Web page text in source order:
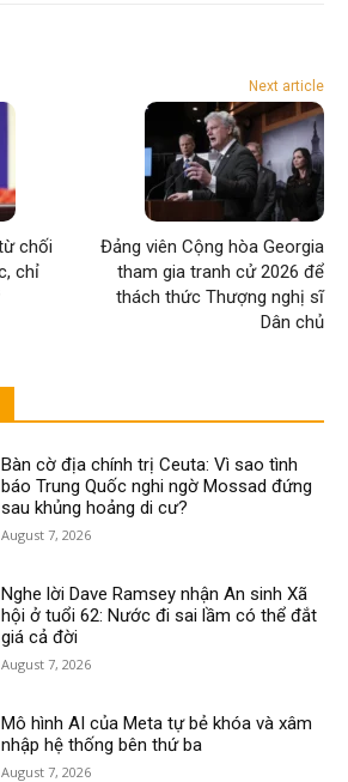
chối
chỉ
Next article
Đảng viên Cộng hòa Georgia
tham gia tranh cử 2026 để
thách thức Thượng nghị sĩ
Dân chủ
Bàn cờ địa chính trị Ceuta: Vì sao tình
báo Trung Quốc nghi ngờ Mossad đứng
sau khủng hoảng di cư?
August 7, 2026
Nghe lời Dave Ramsey nhận An sinh Xã
hội ở tuổi 62: Nước đi sai lầm có thể đắt
giá cả đời
August 7, 2026
Mô hình AI của Meta tự bẻ khóa và xâm
nhập hệ thống bên thứ ba
August 7, 2026